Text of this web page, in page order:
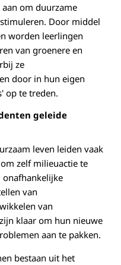
om duurzame
Door middel
worden leerlingen
van groenere en
ze
door in hun eigen
op te treden.
geleide
leven leiden vaak
zelf milieuactie te
van
van
klaar om hun nieuwe
aan te pakken.
bestaan uit het